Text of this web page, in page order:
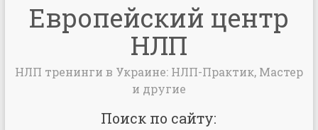
Европейский центр
НЛП
НЛП тренинги в Украине: НЛП-Практик, Мастер
и другие
Поиск по сайту: